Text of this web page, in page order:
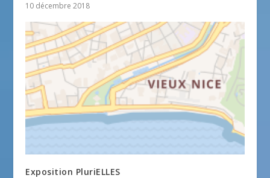
10 décembre 2018
Exposition PluriELLES